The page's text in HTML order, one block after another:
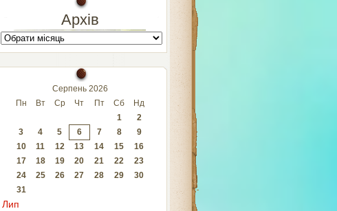
Архів
Серпень 2026
Пн
Вт Ср Чт Пт Сб
Нд
1
2
3
4 5 6 7 8
9
10
11 12 13 14 15
16
17
18 19 20 21 22
23
24
25 26 27 28 29
30
31
Лип